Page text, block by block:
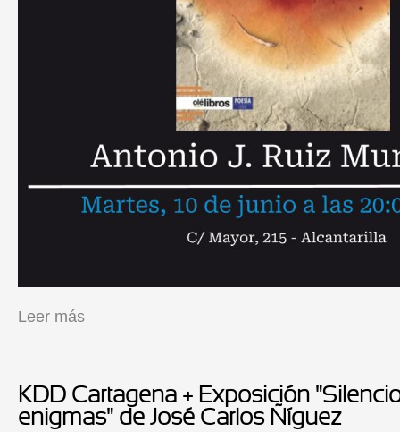
Leer más
KDD Cartagena + Exposición
enigmas" de José Carlos Ñíguez